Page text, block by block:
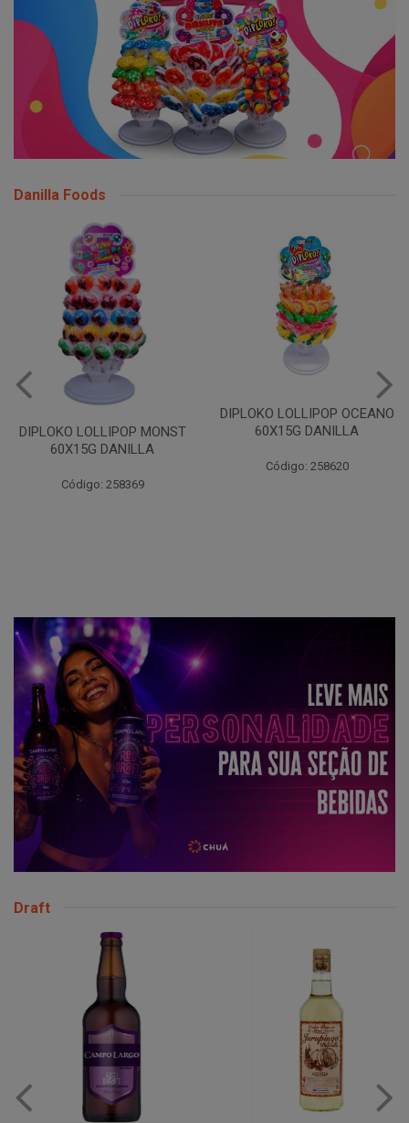
Danilla Foods
DIPLOKO LOLLIPOP MONST
60X15G DANILLA
Código: 258369
DIPLOKO LOLLIPOP OCEANO
60X15G DANILLA
Código: 258620
Draft